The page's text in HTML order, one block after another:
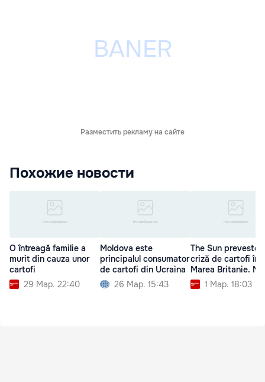
Разместить рекламу на сайте
Похожие новости
O întreagă familie a
murit din cauza unor
cartofi
29 Мар. 22:40
Moldova este
principalul consumator
de cartofi din Ucraina
26 Мар. 15:43
The Sun
criză de cartofi în
Marea Britanie.
1 Мар. 18:03